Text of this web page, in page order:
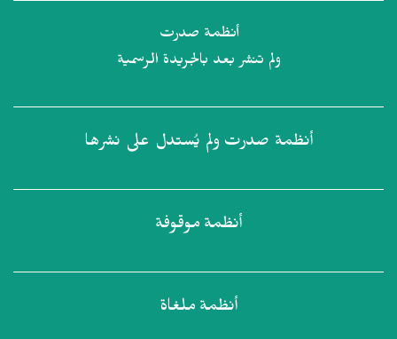
أنظمة صدرت
ولم تنشر بعد بالجريدة الرسمية
أنظمة صدرت ولم يُستدل على نشرها
أنظمة موقوفة
أنظمة ملغاة